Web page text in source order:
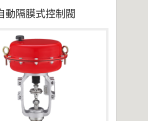
整合
2021年桃園市政府表揚
2019偉允閥業尾牙餐敘
業邱倉祥掌舵北市機器公會
~~杜絕仿冒 拒絕山寨~~
動隔膜式控制閥